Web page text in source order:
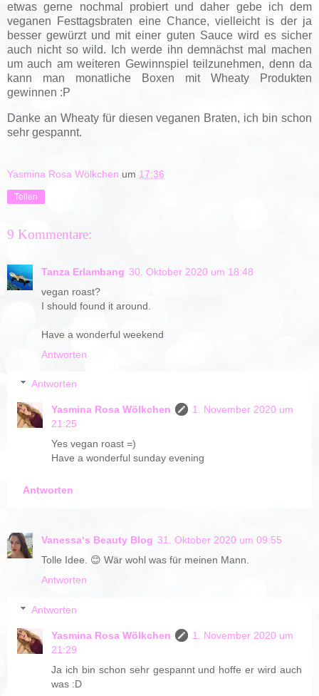
etwas gerne nochmal probiert und daher gebe ich dem
veganen Festtagsbraten eine Chance, vielleicht is der ja
besser gewürzt und mit einer guten Sauce wird es sicher
auch nicht so wild. Ich werde ihn demnächst mal machen
um auch am weiteren Gewinnspiel teilzunehmen, denn da
kann man monatliche Boxen mit Wheaty Produkten
gewinnen :P
Danke an Wheaty für diesen veganen Braten, ich bin schon
sehr gespannt.
Yasmina Rosa Wölkchen um 17:36
Teilen
9 Kommentare:
Tanza Erlambang 30. Oktober 2020 um 18:48
vegan roast?
I should found it around.
Have a wonderful weekend
Antworten
Antworten
Yasmina Rosa Wölkchen
1. November 2020 um
21:25
Yes vegan roast =)
Have a wonderful sunday evening
Antworten
Vanessa‘s Beauty Blog 31. Oktober 2020 um 09:55
Tolle Idee. 😊 Wär wohl was für meinen Mann.
Antworten
Antworten
Yasmina Rosa Wölkchen
1. November 2020 um
21:29
Ja ich bin schon sehr gespannt und hoffe er wird auch
was :D